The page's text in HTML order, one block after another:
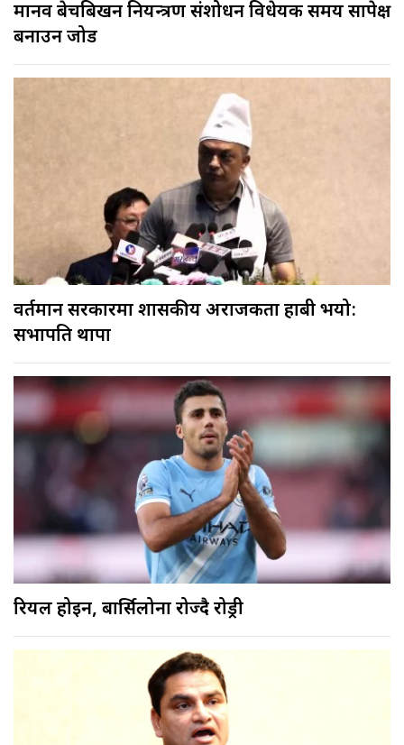
मानव बेचबिखन नियन्त्रण संशोधन विधेयक समय सापेक्ष
बनाउन जोड
वर्तमान सरकारमा शासकीय अराजकता हाबी भयो:
सभापति थापा
रियल होइन, बार्सिलोना रोज्दै रोड्री